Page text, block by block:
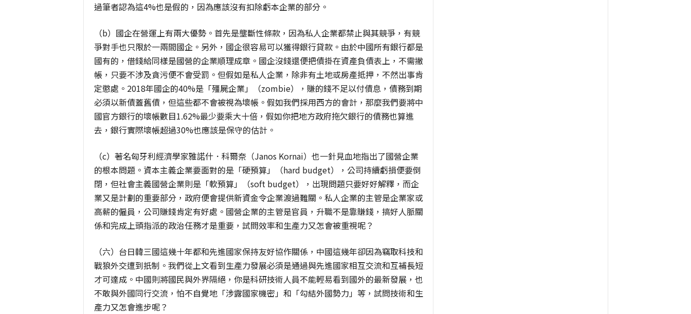
過筆者認為這4%也是假的，因為應該沒有扣除虧本企業的部分。
（b）國企在營運上有兩大優勢。首先是壟斷性條款，因為私人企業都禁止與其競爭，有競
爭對手也只限於一兩間國企。另外，國企很容易可以獲得銀行貸款。由於中國所有銀行都是
國有的，借錢給同樣是國營的企業順理成章。國企沒錢還便把債掛在資產負債表上，不需撇
帳，只要不涉及貪污便不會受罰。但假如是私人企業，除非有土地或房產抵押，不然出事肯
定懲處。2018年國企的40%是「殭屍企業」（zombie），賺的錢不足以付債息，債務到期
必須以新債蓋舊債，但這些都不會被視為壞帳。假如我們採用西方的會計，那麼我們要將中
國官方銀行的壞帳數目1.62%最少要乘大十倍，假如你把地方政府拖欠銀行的債務也算進
去，銀行實際壞帳超過30%也應該是保守的估計。
（c）著名匈牙利經濟學家雅諾什．科爾奈（Janos Kornai）也一針見血地指出了國營企業
的根本問題。資本主義企業要面對的是「硬預算」（hard budget），公司持續虧損便要倒
閉，但社會主義國營企業則是「軟預算」（soft budget），出現問題只要好好解釋，而企
業又是計劃的重要部分，政府便會提供新資金令企業渡過難關。私人企業的主管是企業家或
高薪的僱員，公司賺錢肯定有好處。國營企業的主管是官員，升職不是靠賺錢，搞好人脈關
係和完成上頭指派的政治任務才是重要，試問效率和生產力又怎會被重視呢？
（六）台日韓三國這幾十年都和先進國家保持友好協作關係，中國這幾年卻因為竊取科技和
戰狼外交遭到扺制。我們從上文看到生產力發展必須是通過與先進國家相互交流和互補長短
才可達成。中國則將國民與外界隔絕，你是科研技術人員不能輕易看到國外的最新發展，也
不敢與外國同行交流，怕不自覺地「涉露國家機密」和「勾結外國勢力」等，試問技術和生
產力又怎會進步呢？